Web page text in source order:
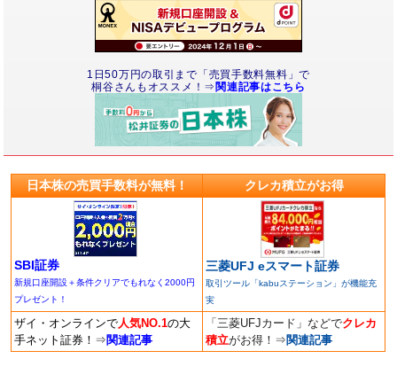
1日50万円の取引まで「売買手数料無料」で
桐谷さんもオススメ！⇒ 関連記事はこちら
日本株の売買手数料が無料！ クレカ積立がお得
SBI証券
新規口座開設＋条件クリアでもれなく2000円
プレゼント！
三菱UFJ eスマート証券
取引ツール「kabuステーション」が機能充
実
ザイ・オンラインで 人気NO.1の大
手ネット証券！ ⇒ 関連記事
「三菱UFJカード」などでクレカ
積立がお得！ ⇒ 関連記事